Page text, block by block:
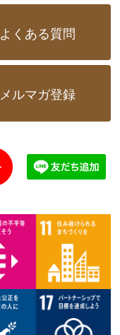
よくある質問
メルマガ登録